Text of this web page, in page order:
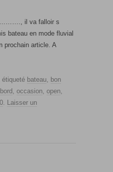
il va falloir s
bateau en mode fluvial
prochain article. A
étiqueté bateau, bon
, occasion, open,
. Laisser un